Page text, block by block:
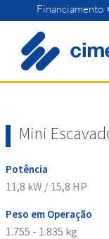
to
content
Financiamento
Mini
Potência
11,8 kW / 15,8 HP
Peso em Operação
1.755 - 1.835 kg